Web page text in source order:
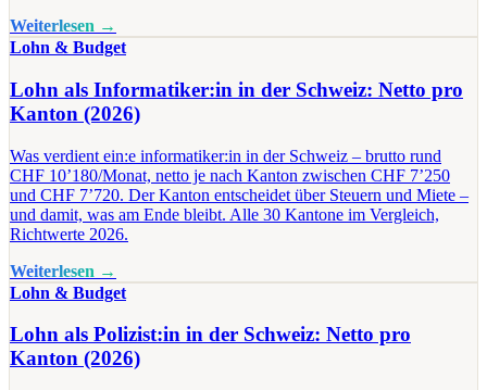
Weiterlesen →
Lohn & Budget
Lohn als Informatiker:in in der Schweiz: Netto pro
Kanton (2026)
Was verdient ein:e informatiker:in in der Schweiz – brutto rund
CHF 10’180/Monat, netto je nach Kanton zwischen CHF 7’250
und CHF 7’720. Der Kanton entscheidet über Steuern und Miete –
und damit, was am Ende bleibt. Alle 30 Kantone im Vergleich,
Richtwerte 2026.
Weiterlesen →
Lohn & Budget
Lohn als Polizist:in in der Schweiz: Netto pro
Kanton (2026)